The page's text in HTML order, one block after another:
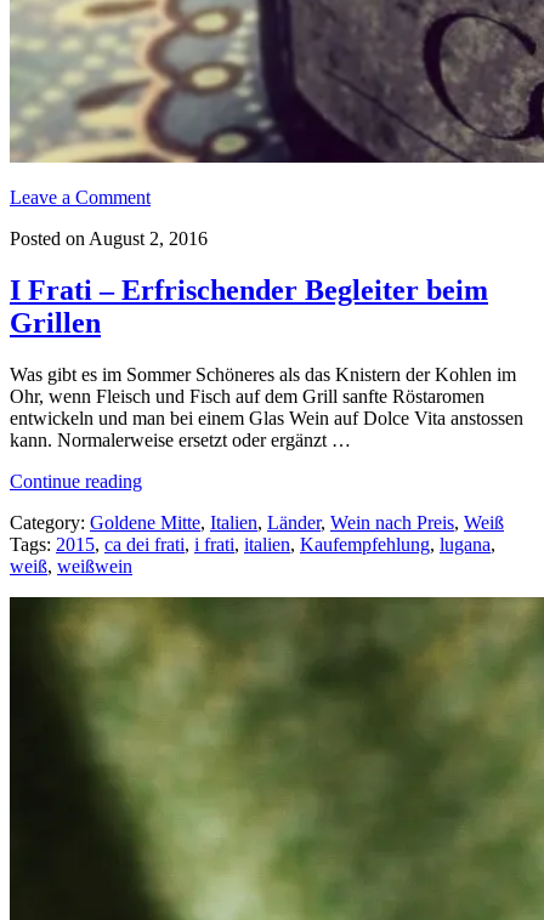
Leave a Comment
Posted on August 2, 2016
I Frati – Erfrischender Begleiter beim
Grillen
Was gibt es im Sommer Schöneres als das Knistern der Kohlen im
Ohr, wenn Fleisch und Fisch auf dem Grill sanfte Röstaromen
entwickeln und man bei einem Glas Wein auf Dolce Vita anstossen
kann. Normalerweise ersetzt oder ergänzt …
Continue reading„I
–
Erfrischender
Category: Goldene Mitte, Italien, Länder, Wein nach Preis, Weiß
Tags: 2015, ca dei frati, i frati, italien, Kaufempfehlung, lugana,
weiß, weißwein